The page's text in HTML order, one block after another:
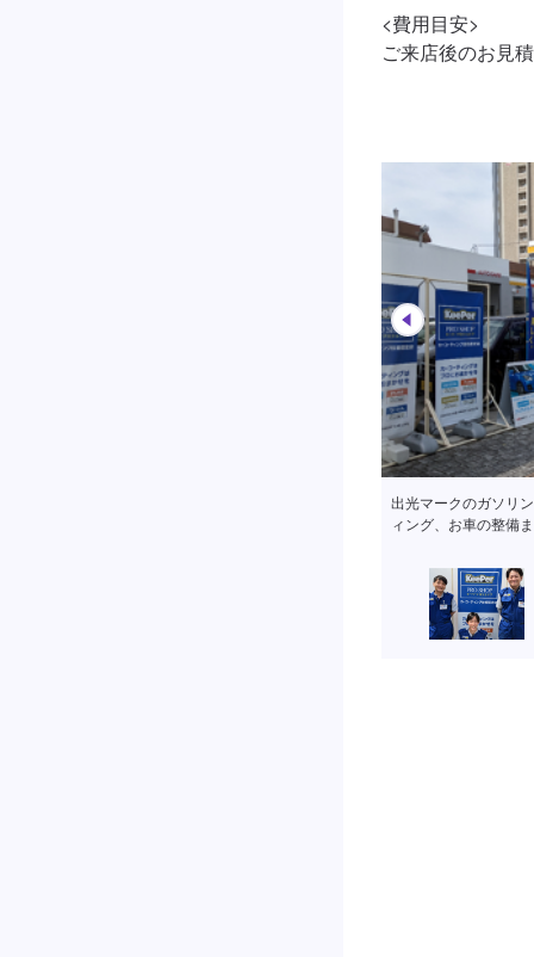
<費用目安>
ご来店後のお見
出光マークのガソリ
ィング、お車の整備